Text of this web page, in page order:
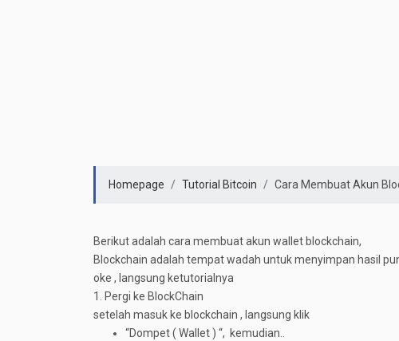
Homepage Tutorial Bitcoin Cara Membuat Akun
Berikut adalah cara membuat akun wallet blockchain,
Blockchain adalah tempat wadah untuk menyimpan hasil
oke , langsung ketutorialnya
1. Pergi ke BlockChain
setelah masuk ke blockchain , langsung klik
“Dompet ( Wallet ) “, kemudian..